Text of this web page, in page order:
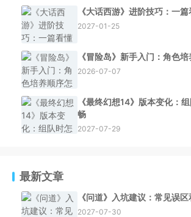
《大话西游》进阶技巧：一
2027-01-25
《冒险岛》新手入门：角色
2026-07-07
《最终幻想14》版本变化：
畅
2027-07-29
最新文章
《问道》入坑建议：常见误
2027-07-30